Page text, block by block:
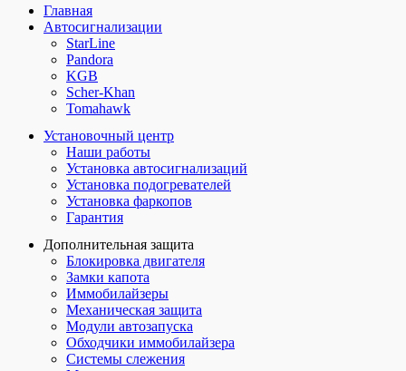
Главная
Автосигнализации
StarLine
Pandora
KGB
Scher-Khan
Tomahawk
Установочный центр
Наши работы
Установка автосигнализаций
Установка подогревателей
Установка фаркопов
Гарантия
Дополнительная защита
Блокировка двигателя
Замки капота
Иммобилайзеры
Механическая защита
Модули автозапуска
Обходчики иммобилайзера
Системы слежения